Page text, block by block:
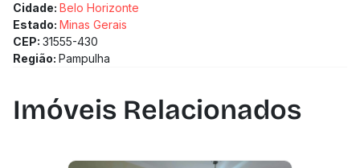
Cidade: Belo Horizonte
Estado: Minas Gerais
CEP: 31555-430
Região: Pampulha
Imóveis Relacionados